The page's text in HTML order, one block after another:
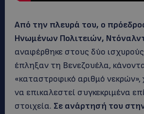
Από την πλευρά του, ο
Ηνωμένων Πολιτειών,
αναφέρθηκε στους δύο
έπληξαν τη Βενεζουέλα,
«καταστροφικό αριθμό
να επικαλεστεί συγκεκριμένα
στοιχεία. Σε ανάρτησή του